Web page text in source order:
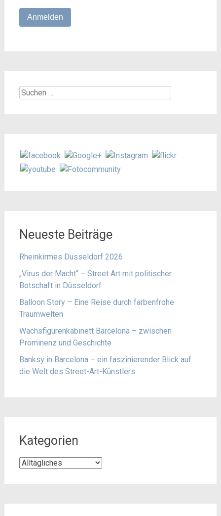
Suchen
Neueste Beiträge
Rheinkirmes Düsseldorf 2026
„Virus der Macht“ – Street Art mit politischer
Botschaft in Düsseldorf
Balloon Story – Eine Reise durch farbenfrohe
Traumwelten
Wachsfigurenkabinett Barcelona – zwischen
Prominenz und Geschichte
Banksy in Barcelona – ein faszinierender Blick auf
die Welt des Street-Art-Künstlers
Kategorien
Kategorien